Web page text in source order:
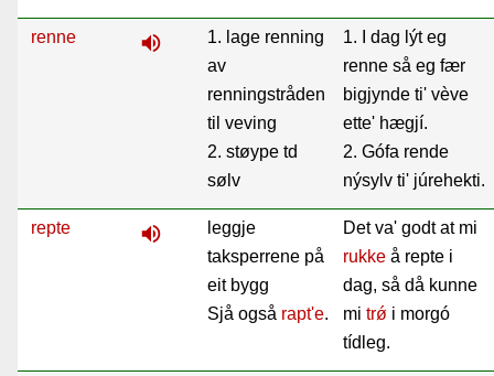
renne volume_up
1. lage renning
av
renningstråden
til veving
2. støype td
sølv
1. I dag lýt eg
renne så eg fær
bigjynde ti' vève
ette' hægjí.
2. Gófa rende
nýsylv ti' júrehekti.
repte volume_up
leggje
taksperrene på
eit bygg
Sjå også rapt'e.
Det va' godt at mi
rukke å repte i
dag, så då kunne
mi trǿ i morgó
tídleg.